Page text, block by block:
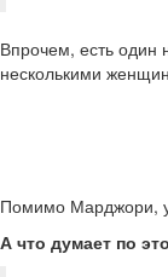
Впрочем, есть один
несколькими
Помимо Марджори,
А что думает по